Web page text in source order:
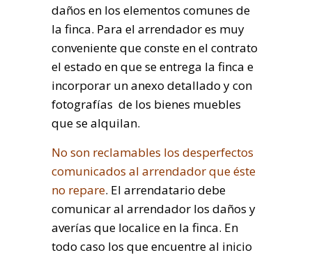
daños en los elementos comunes de
la finca. Para el arrendador es muy
conveniente que conste en el contrato
el estado en que se entrega la finca e
incorporar un anexo detallado y con
fotografías de los bienes muebles
que se alquilan.
No son reclamables los desperfectos
comunicados al arrendador que éste
no repare. El arrendatario debe
comunicar al arrendador los daños y
averías que localice en la finca. En
todo caso los que encuentre al inicio